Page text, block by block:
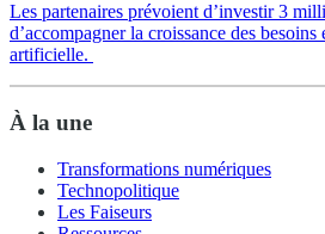
Les partenaires prévoient d’investir 3
d’accompagner la croissance des
artificielle.
À la une
Transformations numériques
Technopolitique
Les Faiseurs